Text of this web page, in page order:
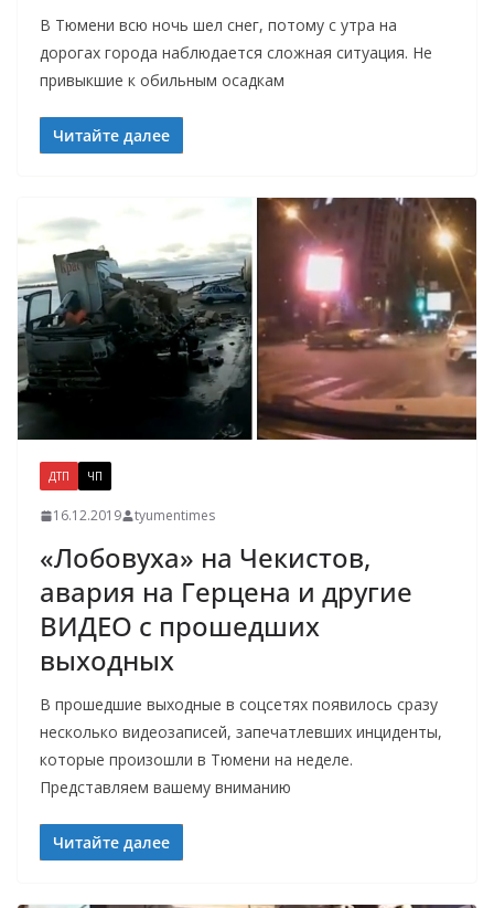
В Тюмени всю ночь шел снег, потому с утра на
дорогах города наблюдается сложная ситуация. Не
привыкшие к обильным осадкам
Читайте далее
ДТП ЧП
16.12.2019 tyumentimes
«Лобовуха» на Чекистов,
авария на Герцена и другие
ВИДЕО с прошедших
выходных
В прошедшие выходные в соцсетях появилось сразу
несколько видеозаписей, запечатлевших инциденты,
которые произошли в Тюмени на неделе.
Представляем вашему вниманию
Читайте далее